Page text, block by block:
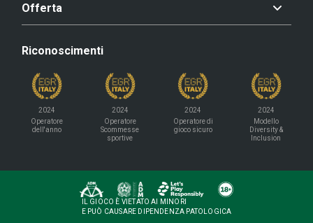
Offerta
Riconoscimenti
2024
Operatore
dell'anno
2024
Operatore
Scommesse
sportive
2024
Operatore di
gioco sicuro
2024
Modello
Diversity &
Inclusion
IL GIOCO È VIETATO AI MINORI
E PUÒ CAUSARE DIPENDENZA PATOLOGICA